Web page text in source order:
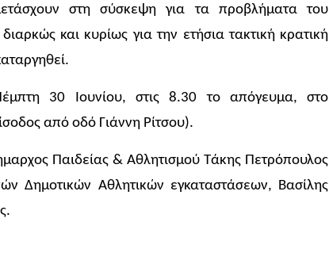
στη σύσκεψη για τα προβλήματα του
και κυρίως για την ετήσια τακτική κρατική
30 Ιουνίου, στις 8.30 το απόγευμα, στο
από οδό Γιάννη Ρίτσου).
Παιδείας & Αθλητισμού Τάκης Πετρόπουλος
Δημοτικών Αθλητικών εγκαταστάσεων, Βασίλης